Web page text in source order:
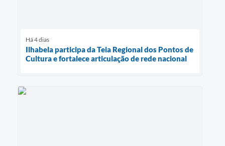
Há 4 dias
Ilhabela participa da Teia Regional dos Pontos de
Cultura e fortalece articulação de rede nacional